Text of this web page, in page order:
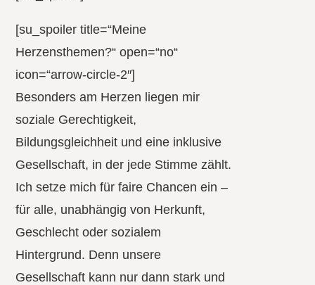
[su_spoiler title=“Meine
Herzensthemen?“ open=“no“
icon=“arrow-circle-2″]
Besonders am Herzen liegen mir
soziale Gerechtigkeit,
Bildungsgleichheit und eine inklusive
Gesellschaft, in der jede Stimme zählt.
Ich setze mich für faire Chancen ein –
für alle, unabhängig von Herkunft,
Geschlecht oder sozialem
Hintergrund. Denn unsere
Gesellschaft kann nur dann stark und